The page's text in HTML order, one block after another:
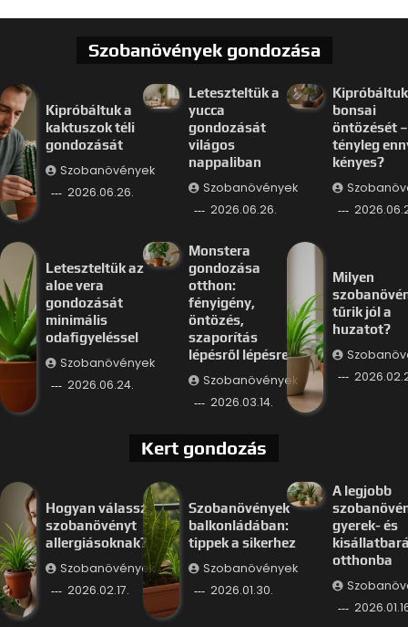
Szobanövények gondozása
Kipróbáltuk a
kaktuszok téli
gondozását
Szobanövények
2026.06.26.
Leteszteltük a
yucca
gondozását
világos
nappaliban
Szobanövények
2026.06.26.
bonsai
öntözését –
tényleg
kényes?
Leteszteltük az
aloe vera
gondozását
minimális
odafigyeléssel
Szobanövények
2026.06.24.
Monstera
gondozása
otthon:
fényigény,
öntözés,
szaporítás
lépésről lépésre
Szobanövények
2026.03.14.
Milyen
tűrik jól a
huzatot?
Kert gondozás
Hogyan válassz
szobanövényt
allergiásoknak?
Szobanövények
2026.02.17.
Szobanövények
balkonládában:
tippek a sikerhez
Szobanövények
2026.01.30.
A legjobb
gyerek- és
otthonba